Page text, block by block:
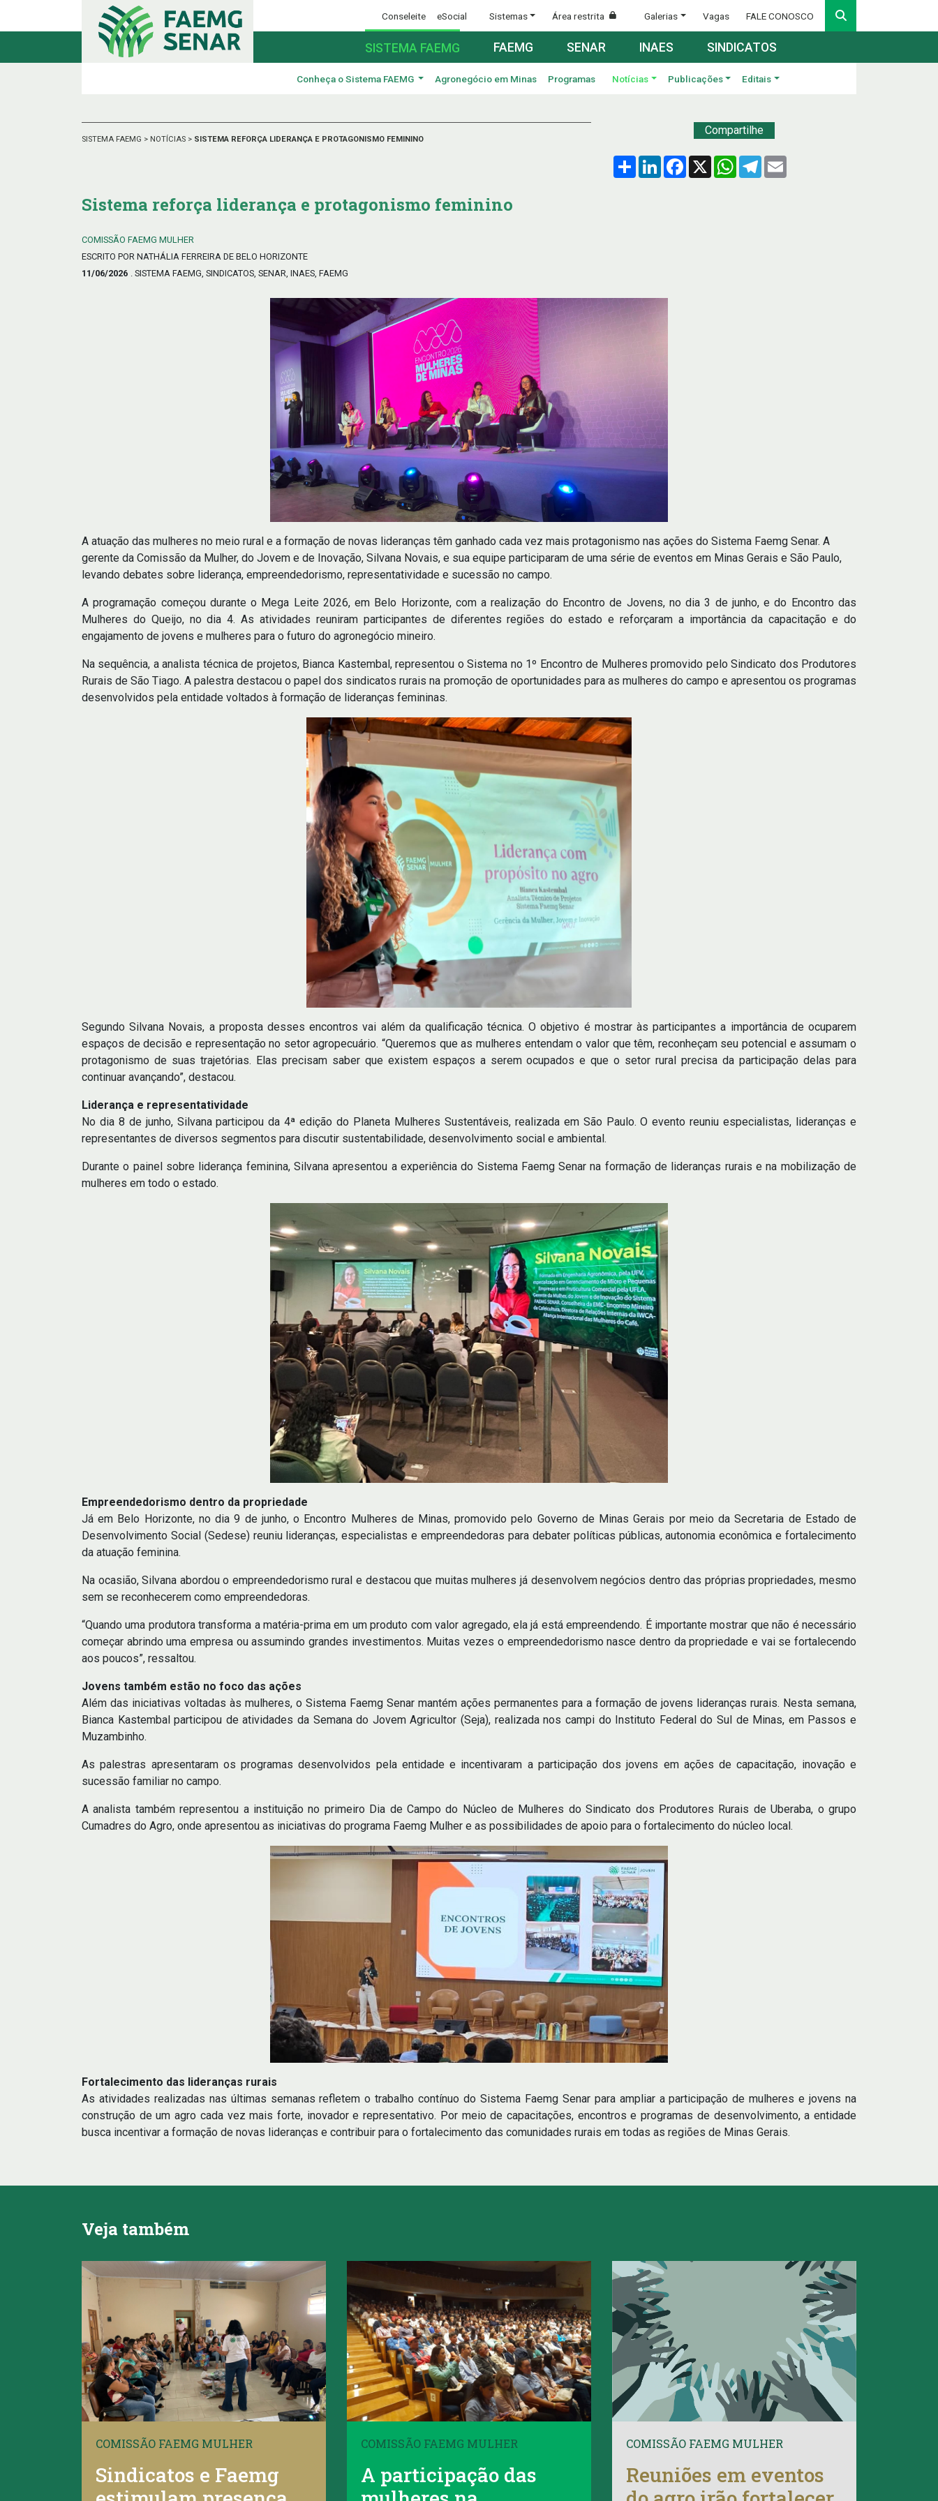
Conseleite eSocial Sistemas Área restrita Galerias Vagas FALE CONOSCO
SISTEMA FAEMG FAEMG SENAR INAES SINDICATOS
Conheça o Sistema FAEMG Agronegócio em Minas Programas Notícias Publicações Editais
SISTEMA FAEMG > NOTÍCIAS > SISTEMA REFORÇA LIDERANÇA E PROTAGONISMO FEMININO
Compartilhe
Compartilhar
LinkedInFacebook
X WhatsApp
Telegram
Sistema reforça liderança e protagonismo feminino
COMISSÃO FAEMG MULHER
ESCRITO POR NATHÁLIA FERREIRA DE BELO HORIZONTE
11/06/2026 . SISTEMA FAEMG, SINDICATOS, SENAR, INAES, FAEMG
A atuação das mulheres no meio rural e a formação de novas lideranças têm ganhado cada vez mais protagonismo nas ações do Sistema Faemg Senar. A
gerente da Comissão da Mulher, do Jovem e de Inovação, Silvana Novais, e sua equipe participaram de uma série de eventos em Minas Gerais e São Paulo,
levando debates sobre liderança, empreendedorismo, representatividade e sucessão no campo.
A programação começou durante o Mega Leite 2026, em Belo Horizonte, com a realização do Encontro de Jovens, no dia 3 de junho, e do Encontro das
Mulheres do Queijo, no dia 4. As atividades reuniram participantes de diferentes regiões do estado e reforçaram a importância da capacitação e do
engajamento de jovens e mulheres para o futuro do agronegócio mineiro.
Na sequência, a analista técnica de projetos, Bianca Kastembal, representou o Sistema no 1º Encontro de Mulheres promovido pelo Sindicato dos Produtores
Rurais de São Tiago. A palestra destacou o papel dos sindicatos rurais na promoção de oportunidades para as mulheres do campo e apresentou os programas
desenvolvidos pela entidade voltados à formação de lideranças femininas.
Segundo Silvana Novais, a proposta desses encontros vai além da qualificação técnica. O objetivo é mostrar às participantes a importância de ocuparem
espaços de decisão e representação no setor agropecuário. “Queremos que as mulheres entendam o valor que têm, reconheçam seu potencial e assumam o
protagonismo de suas trajetórias. Elas precisam saber que existem espaços a serem ocupados e que o setor rural precisa da participação delas para
continuar avançando”, destacou.
Liderança e representatividade
No dia 8 de junho, Silvana participou da 4ª edição do Planeta Mulheres Sustentáveis, realizada em São Paulo. O evento reuniu especialistas, lideranças e
representantes de diversos segmentos para discutir sustentabilidade, desenvolvimento social e ambiental.
Durante o painel sobre liderança feminina, Silvana apresentou a experiência do Sistema Faemg Senar na formação de lideranças rurais e na mobilização de
mulheres em todo o estado.
Empreendedorismo dentro da propriedade
Já em Belo Horizonte, no dia 9 de junho, o Encontro Mulheres de Minas, promovido pelo Governo de Minas Gerais por meio da Secretaria de Estado de
Desenvolvimento Social (Sedese) reuniu lideranças, especialistas e empreendedoras para debater políticas públicas, autonomia econômica e fortalecimento
da atuação feminina.
Na ocasião, Silvana abordou o empreendedorismo rural e destacou que muitas mulheres já desenvolvem negócios dentro das próprias propriedades, mesmo
sem se reconhecerem como empreendedoras.
“Quando uma produtora transforma a matéria-prima em um produto com valor agregado, ela já está empreendendo. É importante mostrar que não é necessário
começar abrindo uma empresa ou assumindo grandes investimentos. Muitas vezes o empreendedorismo nasce dentro da propriedade e vai se fortalecendo
aos poucos”, ressaltou.
Jovens também estão no foco das ações
Além das iniciativas voltadas às mulheres, o Sistema Faemg Senar mantém ações permanentes para a formação de jovens lideranças rurais. Nesta semana,
Bianca Kastembal participou de atividades da Semana do Jovem Agricultor (Seja), realizada nos campi do Instituto Federal do Sul de Minas, em Passos e
Muzambinho.
As palestras apresentaram os programas desenvolvidos pela entidade e incentivaram a participação dos jovens em ações de capacitação, inovação e
sucessão familiar no campo.
A analista também representou a instituição no primeiro Dia de Campo do Núcleo de Mulheres do Sindicato dos Produtores Rurais de Uberaba, o grupo
Cumadres do Agro, onde apresentou as iniciativas do programa Faemg Mulher e as possibilidades de apoio para o fortalecimento do núcleo local.
Fortalecimento das lideranças rurais
As atividades realizadas nas últimas semanas refletem o trabalho contínuo do Sistema Faemg Senar para ampliar a participação de mulheres e jovens na
construção de um agro cada vez mais forte, inovador e representativo. Por meio de capacitações, encontros e programas de desenvolvimento, a entidade
busca incentivar a formação de novas lideranças e contribuir para o fortalecimento das comunidades rurais em todas as regiões de Minas Gerais.
Veja também
COMISSÃO FAEMG MULHER
Sindicatos e Faemg
COMISSÃO FAEMG MULHER
A participação das
COMISSÃO FAEMG MULHER
Reuniões em eventos